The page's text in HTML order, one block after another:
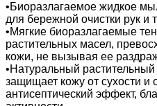
•Биоразлагаемое жидкое
для бережной очистки рук и
•Мягкие биоразлагаемые
растительных масел,
кожи, не вызывая ее
•Натуральный
защищает кожу от сухости и
антисептический эффект,